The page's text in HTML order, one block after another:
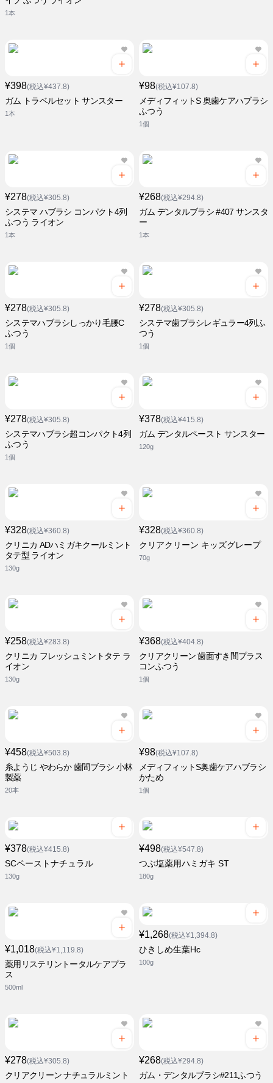
1本
¥398(税込¥437.8)
ガム トラベルセット サンスター
1本
¥98(税込¥107.8)
メディフィットS 奥歯ケアハブラシ
ふつう
1個
¥278(税込¥305.8)
システマ ハブラシ コンパクト4列
ふつう ライオン
1本
¥268(税込¥294.8)
ガム デンタルブラシ #407 サンスタ
ー
1本
¥278(税込¥305.8)
システマハブラシしっかり毛腰C
ふつう
1個
¥278(税込¥305.8)
システマ歯ブラシレギュラー4列ふ
つう
1個
¥278(税込¥305.8)
システマハブラシ超コンパクト4列
ふつう
1個
¥378(税込¥415.8)
ガム デンタルペースト サンスター
120g
¥328(税込¥360.8)
クリニカ ADハミガキクールミント
タテ型 ライオン
130g
¥328(税込¥360.8)
クリアクリーン キッズグレープ
70g
¥258(税込¥283.8)
クリニカ フレッシュミントタテ ラ
イオン
130g
¥368(税込¥404.8)
クリアクリーン 歯面すき間プラス
コンふつう
1個
¥458(税込¥503.8)
糸ようじ やわらか 歯間ブラシ 小林
製薬
20本
¥98(税込¥107.8)
メディフィットS奥歯ケアハブラシ
かため
1個
¥378(税込¥415.8)
SCペーストナチュラル
130g
¥498(税込¥547.8)
つぶ塩薬用ハミガキ ST
180g
¥1,018(税込¥1,119.8)
薬用リステリントータルケアプラ
ス
500ml
¥1,268(税込¥1,394.8)
ひきしめ生葉Hc
100g
¥278(税込¥305.8)
クリアクリーン ナチュラルミント
¥268(税込¥294.8)
ガム・デンタルブラシ#211ふつう